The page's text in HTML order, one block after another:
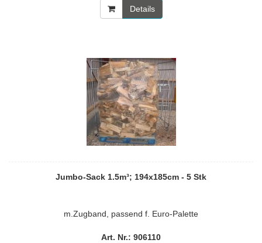
Details
Jumbo-Sack 1.5m³; 194x185cm - 5 Stk
m.Zugband, passend f. Euro-Palette
Art. Nr.: 906110